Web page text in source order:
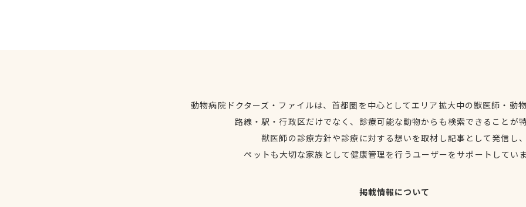
動物病院ドクターズ・ファイルは、首都圏を中心としてエリア拡大中の獣医師・動
路線・駅・行政区だけでなく、診療可能な動物からも検索できることが
獣医師の診療方針や診療に対する想いを取材し記事として発信し
ペットも大切な家族として健康管理を行うユーザーをサポートしてい
掲載情報について